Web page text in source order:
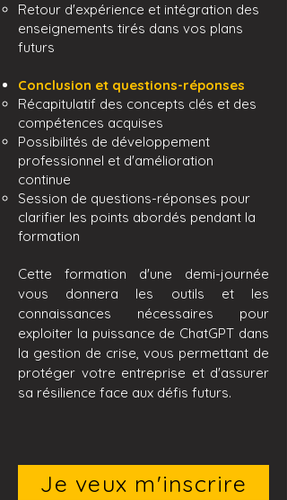
Retour d'expérience et intégration des
enseignements tirés dans vos plans
futurs
Conclusion et questions-réponses
Récapitulatif des concepts clés et des
compétences acquises
Possibilités de développement
professionnel et d'amélioration
continue
Session de questions-réponses pour
clarifier les points abordés pendant la
formation
Cette formation d'une demi-journée
vous donnera les outils et les
connaissances nécessaires pour
exploiter la puissance de ChatGPT dans
la gestion de crise, vous permettant de
protéger votre entreprise et d'assurer
sa résilience face aux défis futurs.
Je veux m'inscrire